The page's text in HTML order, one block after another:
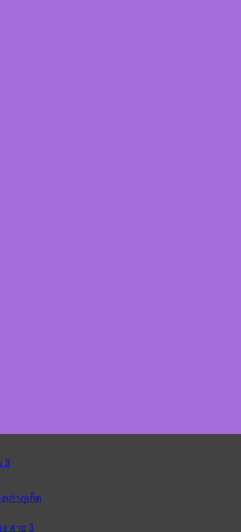
3
เก่าภูเก็ต
สาย 3